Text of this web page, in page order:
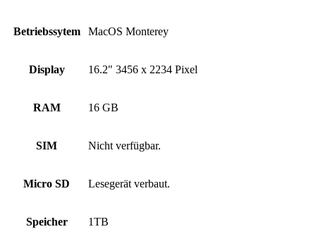
Betriebssytem MacOS Monterey
Display 16.2" 3456 x 2234 Pixel
RAM 16 GB
SIM Nicht verfügbar.
Micro SD Lesegerät verbaut.
Speicher 1TB